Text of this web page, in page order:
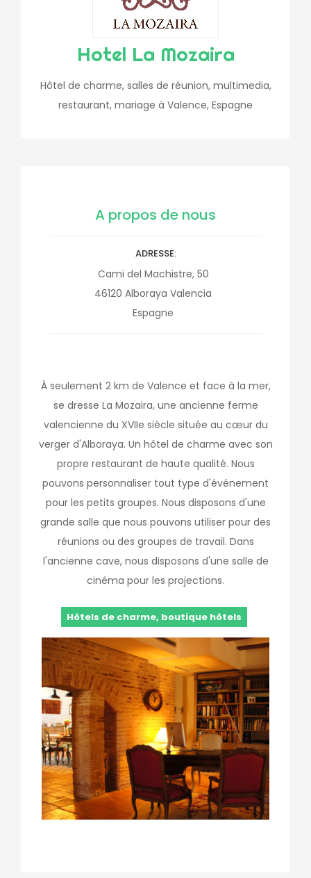
Hotel La Mozaira
Hôtel de charme, salles de réunion, multimedia,
restaurant, mariage à Valence, Espagne
A propos de nous
ADRESSE
Cami del Machistre, 50
46120 Alboraya Valencia
Espagne
À seulement 2 km de Valence et face à la mer,
se dresse La Mozaira, une ancienne ferme
valencienne du XVIIe siècle située au cœur du
verger d'Alboraya. Un hôtel de charme avec son
propre restaurant de haute qualité. Nous
pouvons personnaliser tout type d'événement
pour les petits groupes. Nous disposons d'une
grande salle que nous pouvons utiliser pour des
réunions ou des groupes de travail. Dans
l'ancienne cave, nous disposons d'une salle de
cinéma pour les projections.
Hôtels de charme, boutique hôtels